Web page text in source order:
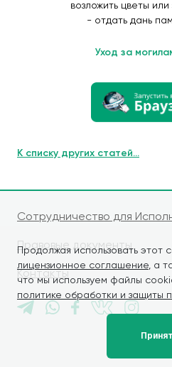
Продолжая использовать этот
лицензионное соглашение , а
что мы используем файлы
политике обработки и защиты
возложить цветы или
- отдать дань
Уход за
К списку других статей...
Сотрудничество для
Правовые документы
Контакты